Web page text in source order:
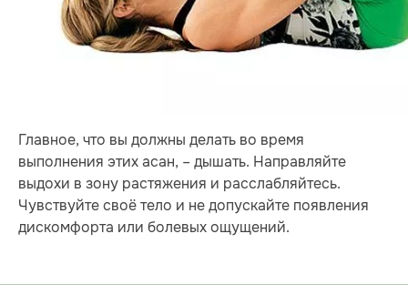
Главное, что вы должны делать во время
выполнения этих асан, – дышать. Направляйте
выдохи в зону растяжения и расслабляйтесь.
Чувствуйте своё тело и не допускайте появления
дискомфорта или болевых ощущений.